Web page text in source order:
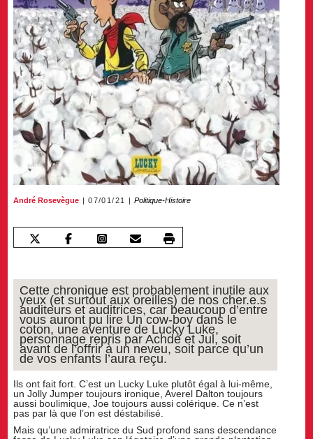
André Rosevègue 07/01/21 Politique-Histoire
Cette chronique est probablement inutile aux
yeux (et surtout aux oreilles) de nos cher.e.s
auditeurs et auditrices, car beaucoup d’entre
vous auront pu lire Un cow-boy dans le
coton, une aventure de Lucky Luke,
personnage repris par Achdé et Jul, soit
avant de l’offrir à un neveu, soit parce qu’un
de vos enfants l’aura reçu.
Ils ont fait fort. C’est un Lucky Luke plutôt égal à lui-même,
un Jolly Jumper toujours ironique, Averel Dalton toujours
aussi boulimique, Joe toujours aussi colérique. Ce n’est
pas par là que l’on est déstabilisé.
Mais qu’une admiratrice du Sud profond sans descendance